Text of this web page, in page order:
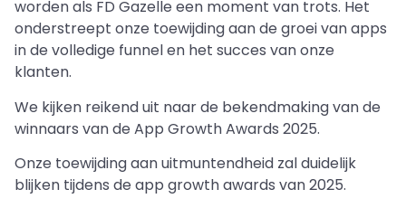
worden als FD Gazelle een moment van trots. Het
onderstreept onze toewijding aan de groei van apps
in de volledige funnel en het succes van onze
klanten.
We kijken reikend uit naar de bekendmaking van de
winnaars van de App Growth Awards 2025.
Onze toewijding aan uitmuntendheid zal duidelijk
blijken tijdens de app growth awards van 2025.